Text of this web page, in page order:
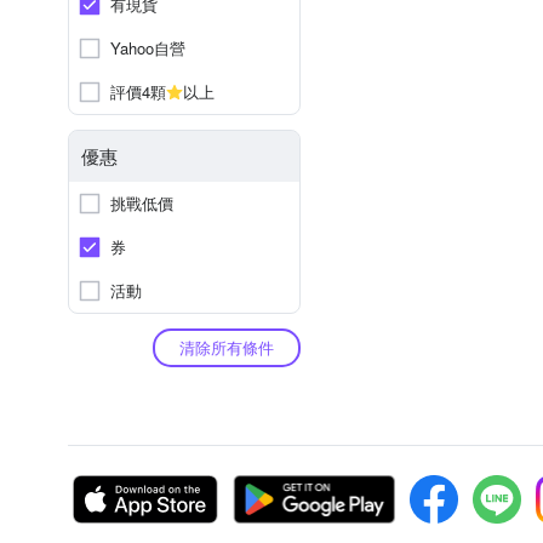
Yahoo自營
評價4顆
以上
優惠
挑戰低價
券
活動
清除所有條件